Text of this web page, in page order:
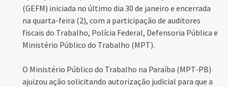
(GEFM) iniciada no último dia 30 de janeiro e encerrada
na quarta-feira (2), com a participação de auditores
fiscais do Trabalho, Polícia Federal, Defensoria Pública e
Ministério Público do Trabalho (MPT).
O Ministério Público do Trabalho na Paraíba (MPT-PB)
ajuizou ação solicitando autorização judicial para que a